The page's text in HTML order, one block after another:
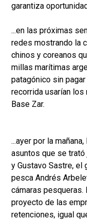
garantiza
...en las próximas
redes mostrando la
chinos y coreanos
millas marítimas
patagónico sin
recorrida usarían los
...ayer por la
asuntos que se
y Gustavo Sastre, el
pesca Andrés
cámaras
proyecto de las
retenciones, igual